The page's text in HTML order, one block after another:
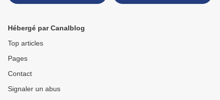
ville d'Avranches - mercredi
samedi 19 mars 2016 >
Hébergé par Canalblog
Top articles
Pages
Contact
Signaler un abus